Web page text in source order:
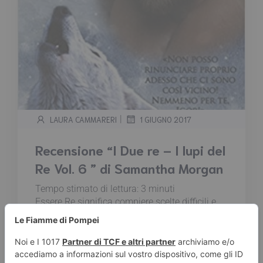
LAURA CAMMARERI | 1 GIUGNO 2017
Recensione “I Due re – I lupi del
Re Vol. 6 ” di Samantha Morgan
Tempo stimato di lettura: 3 minuti
Essere Re significa compiere scelte difficili e
poter contare sull'aiuto di pochi, fidati amici.
Essere Re significa dover passare sopra i
desideri del proprio cuore per proteggere il
proprio popolo. Sono lezioni dure, ma i due Re